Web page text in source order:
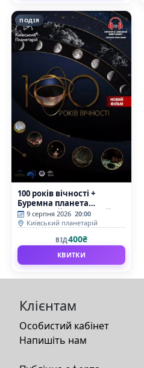
ПОДІЯ
100 років вічності +
Буремна планета
(Київський планетарій)
9 серпня 2026 20:00
Київський планетарій
ВІД400₴
КВИТКИ
Клієнтам
Особистий кабінет
Напишіть нам